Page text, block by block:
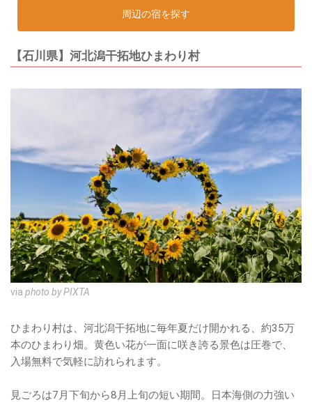
周辺の宿を探す
【石川県】河北潟干拓地ひまわり村
via photo by PIXTA
ひまわり村は、河北潟干拓地に毎年夏だけ開かれる、約35万
本のひまわり畑。黄色い花が一面に咲き誇る景色は圧巻で、
入場無料で気軽に訪れられます。
見ごろは7月下旬から8月上旬の短い期間。日本海側の力強い